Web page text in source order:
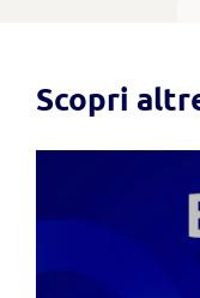
Scopri